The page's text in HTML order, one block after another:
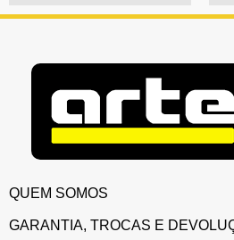
QUEM SOMOS
GARANTIA, TROCAS E